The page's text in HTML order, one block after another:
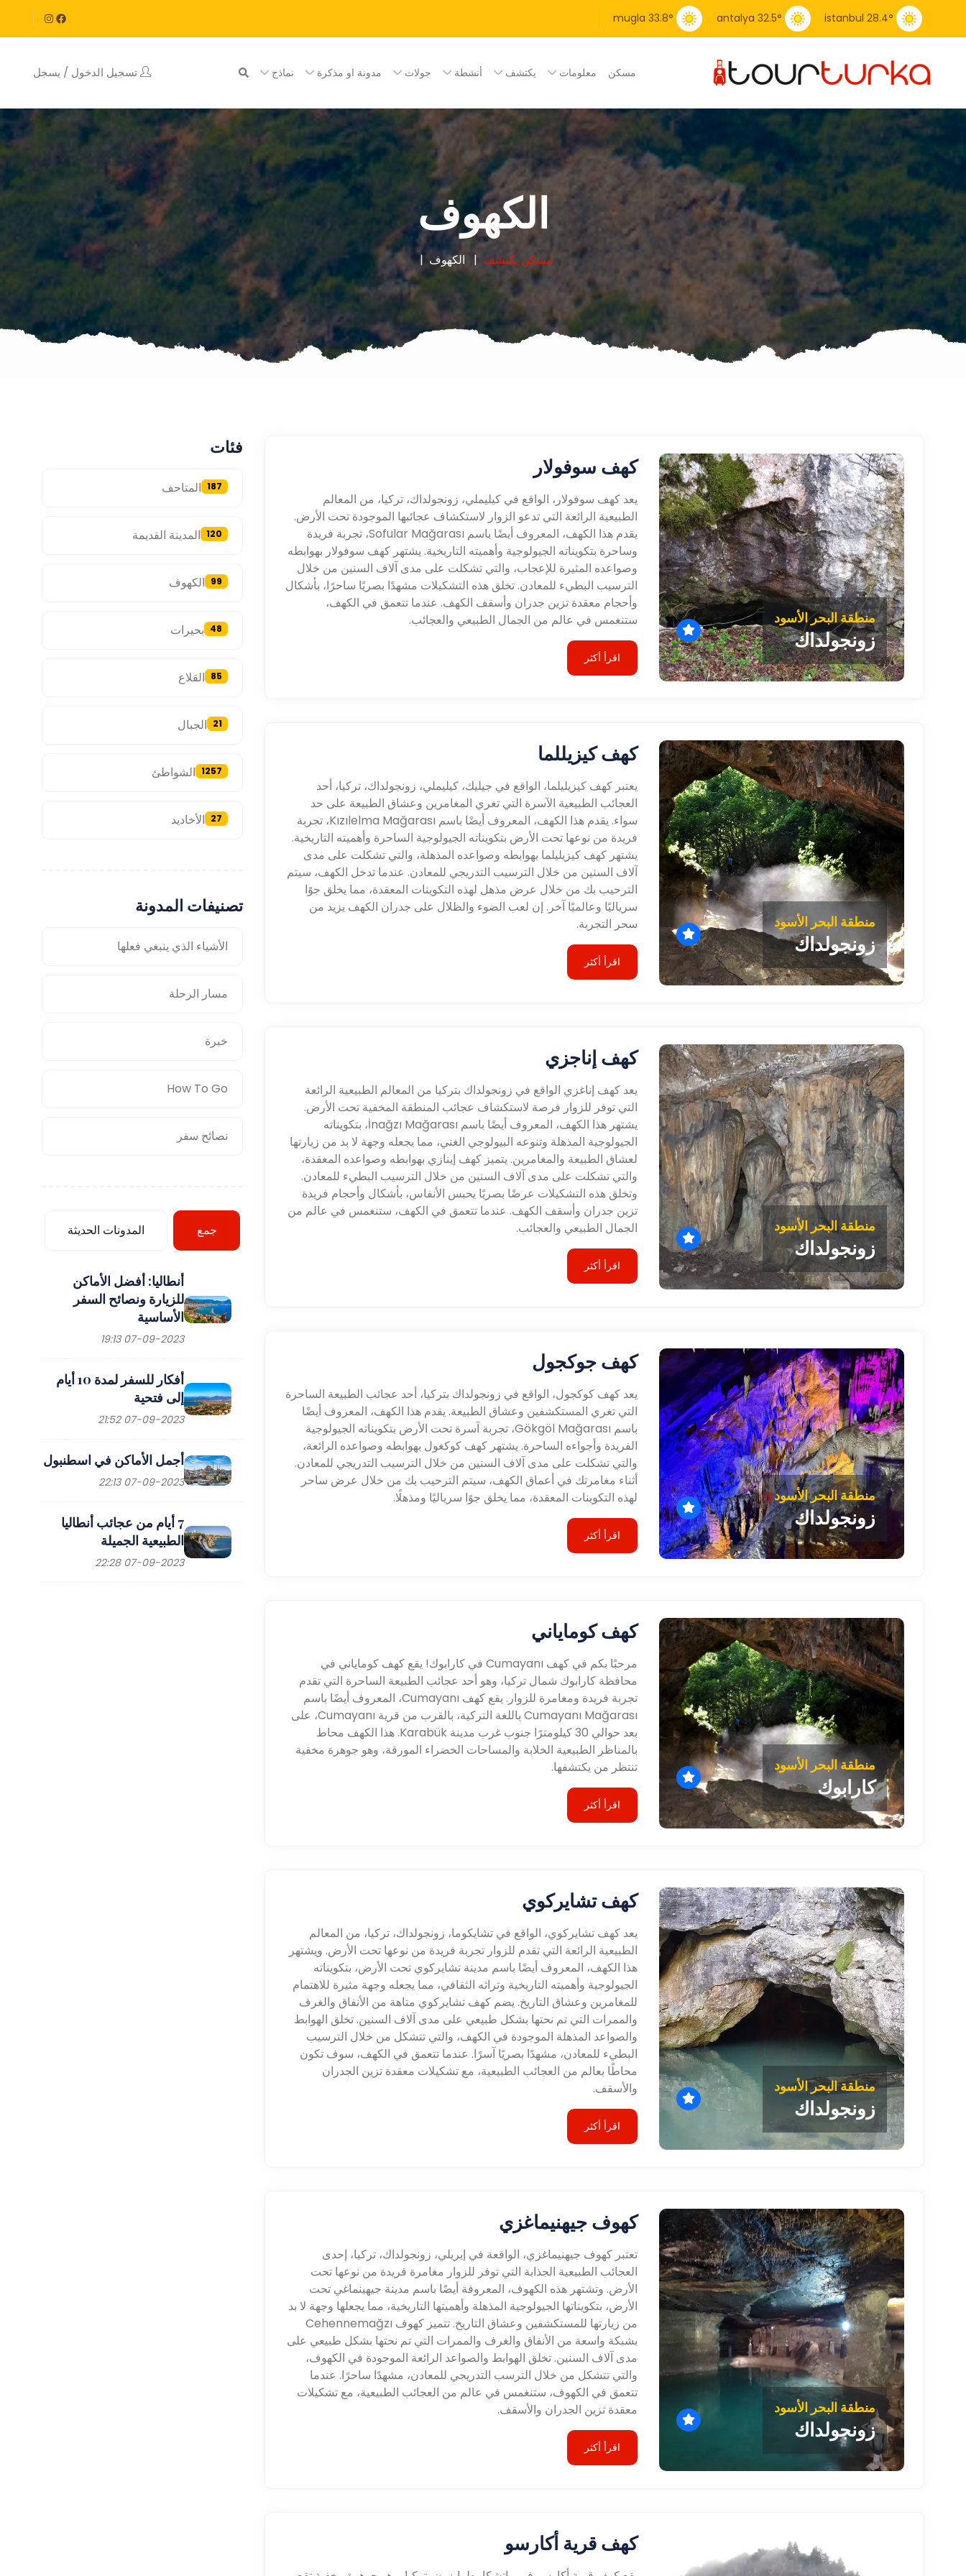
istanbul 28.4°
antalya 32.5°
mugla 33.8°
مسكن معلومات يكتشف أنشطة جولات مدونة او مذكرة نماذج تسجيل الدخول / يسجل
الكهوف
مسكن يكتشف الكهوف
منطقة البحر الأسود
زونجولداك
كهف سوفولار
يعد كهف سوفولار، الواقع في كيليملي، زونجولداك، تركيا، من المعالم
الطبيعية الرائعة التي تدعو الزوار لاستكشاف عجائبها الموجودة تحت الأرض.
يقدم هذا الكهف، المعروف أيضًا باسم Sofular Mağarası، تجربة فريدة
وساحرة بتكويناته الجيولوجية وأهميته التاريخية. يشتهر كهف سوفولار بهوابطه
وصواعده المثيرة للإعجاب، والتي تشكلت على مدى آلاف السنين من خلال
الترسيب البطيء للمعادن. تخلق هذه التشكيلات مشهدًا بصريًا ساحرًا، بأشكال
وأحجام معقدة تزين جدران وأسقف الكهف. عندما تتعمق في الكهف،
ستنغمس في عالم من الجمال الطبيعي والعجائب.
اقرأ أكثر
منطقة البحر الأسود
زونجولداك
كهف كيزيللما
يعتبر كهف كيزيليلما، الواقع في جيليك، كيليملي، زونجولداك، تركيا، أحد
العجائب الطبيعية الآسرة التي تغري المغامرين وعشاق الطبيعة على حد
سواء. يقدم هذا الكهف، المعروف أيضًا باسم Kızılelma Mağarası، تجربة
فريدة من نوعها تحت الأرض بتكويناته الجيولوجية الساحرة وأهميته التاريخية.
يشتهر كهف كيزيليلما بهوابطه وصواعده المذهلة، والتي تشكلت على مدى
آلاف السنين من خلال الترسيب التدريجي للمعادن. عندما تدخل الكهف، سيتم
الترحيب بك من خلال عرض مذهل لهذه التكوينات المعقدة، مما يخلق جوًا
سرياليًا وعالميًا آخر. إن لعب الضوء والظلال على جدران الكهف يزيد من
سحر التجربة.
اقرأ أكثر
منطقة البحر الأسود
زونجولداك
كهف إناجزي
يعد كهف إناغزي الواقع في زونجولداك بتركيا من المعالم الطبيعية الرائعة
التي توفر للزوار فرصة لاستكشاف عجائب المنطقة المخفية تحت الأرض.
يشتهر هذا الكهف، المعروف أيضًا باسم İnağzı Mağarası، بتكويناته
الجيولوجية المذهلة وتنوعه البيولوجي الغني، مما يجعله وجهة لا بد من زيارتها
لعشاق الطبيعة والمغامرين. يتميز كهف إينازي بهوابطه وصواعده المعقدة،
والتي تشكلت على مدى آلاف السنين من خلال الترسيب البطيء للمعادن.
وتخلق هذه التشكيلات عرضًا بصريًا يحبس الأنفاس، بأشكال وأحجام فريدة
تزين جدران وأسقف الكهف. عندما تتعمق في الكهف، ستنغمس في عالم من
الجمال الطبيعي والعجائب.
اقرأ أكثر
منطقة البحر الأسود
زونجولداك
كهف جوكجول
يعد كهف كوكجول، الواقع في زونجولداك بتركيا، أحد عجائب الطبيعة الساحرة
التي تغري المستكشفين وعشاق الطبيعة. يقدم هذا الكهف، المعروف أيضًا
باسم Gökgöl Mağarası، تجربة آسرة تحت الأرض بتكويناته الجيولوجية
الفريدة وأجواءه الساحرة. يشتهر كهف كوكغول بهوابطه وصواعده الرائعة،
والتي تشكلت على مدى آلاف السنين من خلال الترسيب التدريجي للمعادن.
أثناء مغامرتك في أعماق الكهف، سيتم الترحيب بك من خلال عرض ساحر
لهذه التكوينات المعقدة، مما يخلق جوًا سرياليًا ومذهلًا.
اقرأ أكثر
منطقة البحر الأسود
كارابوك
كهف كوماياني
مرحبًا بكم في كهف Cumayanı في كارابوك! يقع كهف كوماياني في
محافظة كارابوك شمال تركيا، وهو أحد عجائب الطبيعة الساحرة التي تقدم
تجربة فريدة ومغامرة للزوار. يقع كهف Cumayanı، المعروف أيضًا باسم
Cumayanı Mağarası باللغة التركية، بالقرب من قرية Cumayanı، على
بعد حوالي 30 كيلومترًا جنوب غرب مدينة Karabük. هذا الكهف محاط
بالمناظر الطبيعية الخلابة والمساحات الخضراء المورقة، وهو جوهرة مخفية
تنتظر من يكتشفها.
اقرأ أكثر
منطقة البحر الأسود
زونجولداك
كهف تشايركوي
يعد كهف تشايركوي، الواقع في تشايكوما، زونجولداك، تركيا، من المعالم
الطبيعية الرائعة التي تقدم للزوار تجربة فريدة من نوعها تحت الأرض. ويشتهر
هذا الكهف، المعروف أيضًا باسم مدينة تشايركوي تحت الأرض، بتكويناته
الجيولوجية وأهميته التاريخية وتراثه الثقافي، مما يجعله وجهة مثيرة للاهتمام
للمغامرين وعشاق التاريخ. يضم كهف تشايركوي متاهة من الأنفاق والغرف
والممرات التي تم نحتها بشكل طبيعي على مدى آلاف السنين. تخلق الهوابط
والصواعد المذهلة الموجودة في الكهف، والتي تتشكل من خلال الترسيب
البطيء للمعادن، مشهدًا بصريًا آسرًا. عندما تتعمق في الكهف، سوف تكون
محاطًا بعالم من العجائب الطبيعية، مع تشكيلات معقدة تزين الجدران
والأسقف.
اقرأ أكثر
منطقة البحر الأسود
زونجولداك
كهوف جيهنيماغزي
تعتبر كهوف جيهنيماغزي، الواقعة في إيريلي، زونجولداك، تركيا، إحدى
العجائب الطبيعية الجذابة التي توفر للزوار مغامرة فريدة من نوعها تحت
الأرض. وتشتهر هذه الكهوف، المعروفة أيضًا باسم مدينة جيهينماغي تحت
الأرض، بتكويناتها الجيولوجية المذهلة وأهميتها التاريخية، مما يجعلها وجهة لا بد
من زيارتها للمستكشفين وعشاق التاريخ. تتميز كهوف Cehennemağzı
بشبكة واسعة من الأنفاق والغرف والممرات التي تم نحتها بشكل طبيعي على
مدى آلاف السنين. تخلق الهوابط والصواعد الرائعة الموجودة في الكهوف،
والتي تتشكل من خلال الترسب التدريجي للمعادن، مشهدًا ساحرًا. عندما
تتعمق في الكهوف، ستنغمس في عالم من العجائب الطبيعية، مع تشكيلات
معقدة تزين الجدران والأسقف.
اقرأ أكثر
كهف قرية أكارسو
فئات
المتاحف 187
المدينة القديمة 120
الكهوف 99
بحيرات 48
القلاع 85
الجبال 21
الشواطئ 1257
الأخاديد 27
تصنيفات المدونة
الأشياء الذي ينبغي فعلها
مسار الرحلة
خبرة
How To Go
نصائح سفر
جمع المدونات الحديثة
أنطاليا: أفضل الأماكن
للزيارة ونصائح السفر
الأساسية
07-09-2023 19:13
أفكار للسفر لمدة 10 أيام
إلى فتحية
07-09-2023 21:52
أجمل الأماكن في اسطنبول
07-09-2023 22:13
7 أيام من عجائب أنطاليا
الطبيعية الجميلة
07-09-2023 22:28